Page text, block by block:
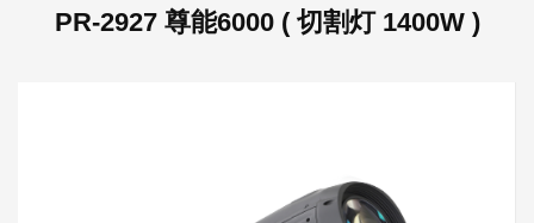
PR-2927 尊能6000 ( 切割灯 1400W )